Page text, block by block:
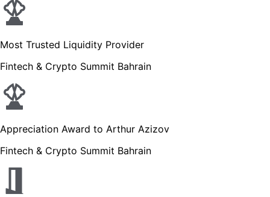
Most Trusted Liquidity Provider
Fintech & Crypto Summit Bahrain
Appreciation Award to Arthur Azizov
Fintech & Crypto Summit Bahrain